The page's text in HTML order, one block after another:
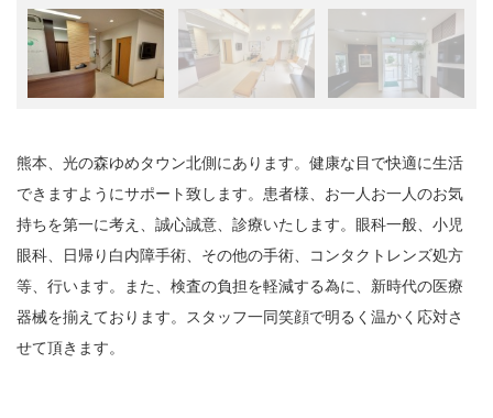
熊本、光の森ゆめタウン北側にあります。健康な目で快適に生活
できますようにサポート致します。患者様、お一人お一人のお気
持ちを第一に考え、誠心誠意、診療いたします。眼科一般、小児
眼科、日帰り白内障手術、その他の手術、コンタクトレンズ処方
等、行います。また、検査の負担を軽減する為に、新時代の医療
器械を揃えております。スタッフ一同笑顔で明るく温かく応対さ
せて頂きます。